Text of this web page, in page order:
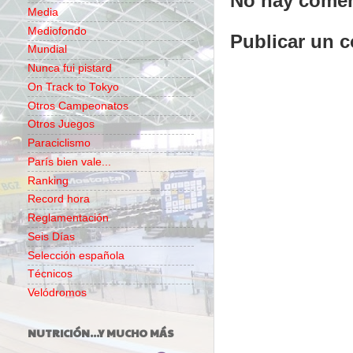
Publicar un
Media
Mediofondo
Mundial
Nunca fui pistard
On Track to Tokyo
Otros Campeonatos
Otros Juegos
Paraciclismo
París bien vale...
Ranking
Record hora
Reglamentación
Seis Días
Selección española
Técnicos
Velódromos
NUTRICIÓN...Y MUCHO MÁS